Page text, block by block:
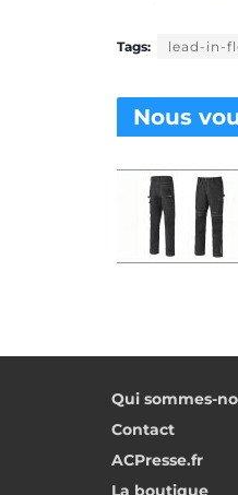
Tags: lead-in-
Nous
Qui sommes-
Contact
ACPresse.fr
La boutique